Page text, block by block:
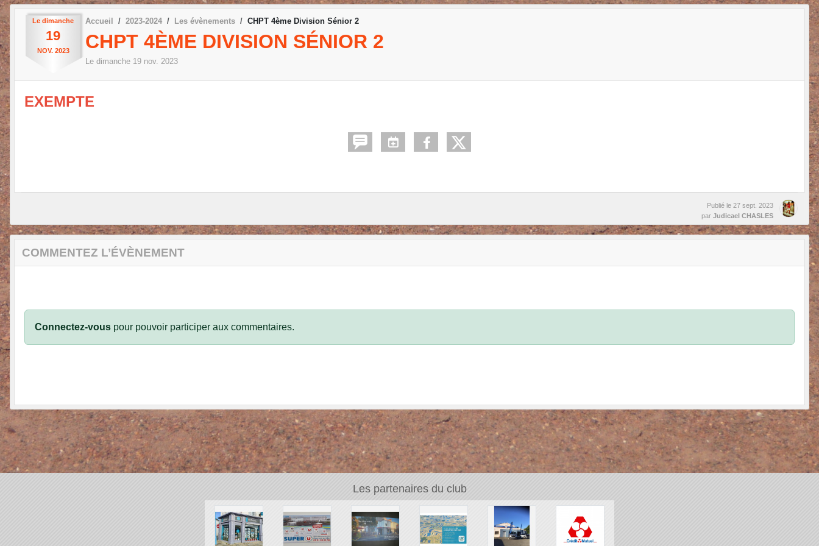
Le dimanche
19
NOV. 2023
Accueil 2023-2024 Les évènements CHPT 4ème Division Sénior 2
CHPT 4ÈME DIVISION SÉNIOR 2
Le dimanche 19 nov. 2023
EXEMPTE
Publié le 27 sept. 2023
par Judicael CHASLES
COMMENTEZ L’ÉVÈNEMENT
Connectez-vous pour pouvoir participer aux commentaires.
Les partenaires du club